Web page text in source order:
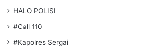
HALO POLISI
#Call 110
#Kapolres Sergai